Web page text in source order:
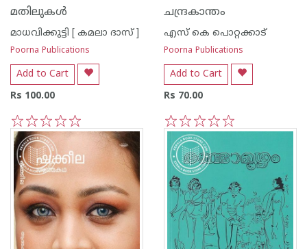
മതിലുകള്‍
മാധവിക്കുട്ടി [ കമലാ ദാസ് ]
Poorna Publications
Add to Cart
Rs 100.00
5
4
3
2
1
ചന്ദ്രകാന്തം
എസ്‌ കെ പൊറ്റക്കാട്‌
Poorna Publications
Add to Cart
Rs 70.00
5
4
3
2
1